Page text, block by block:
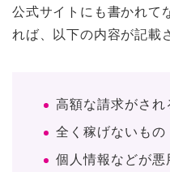
公式サイトにも書かれて
れば、以下の内容が記載
高額な請求がされ
全く稼げないもの
個人情報などが悪